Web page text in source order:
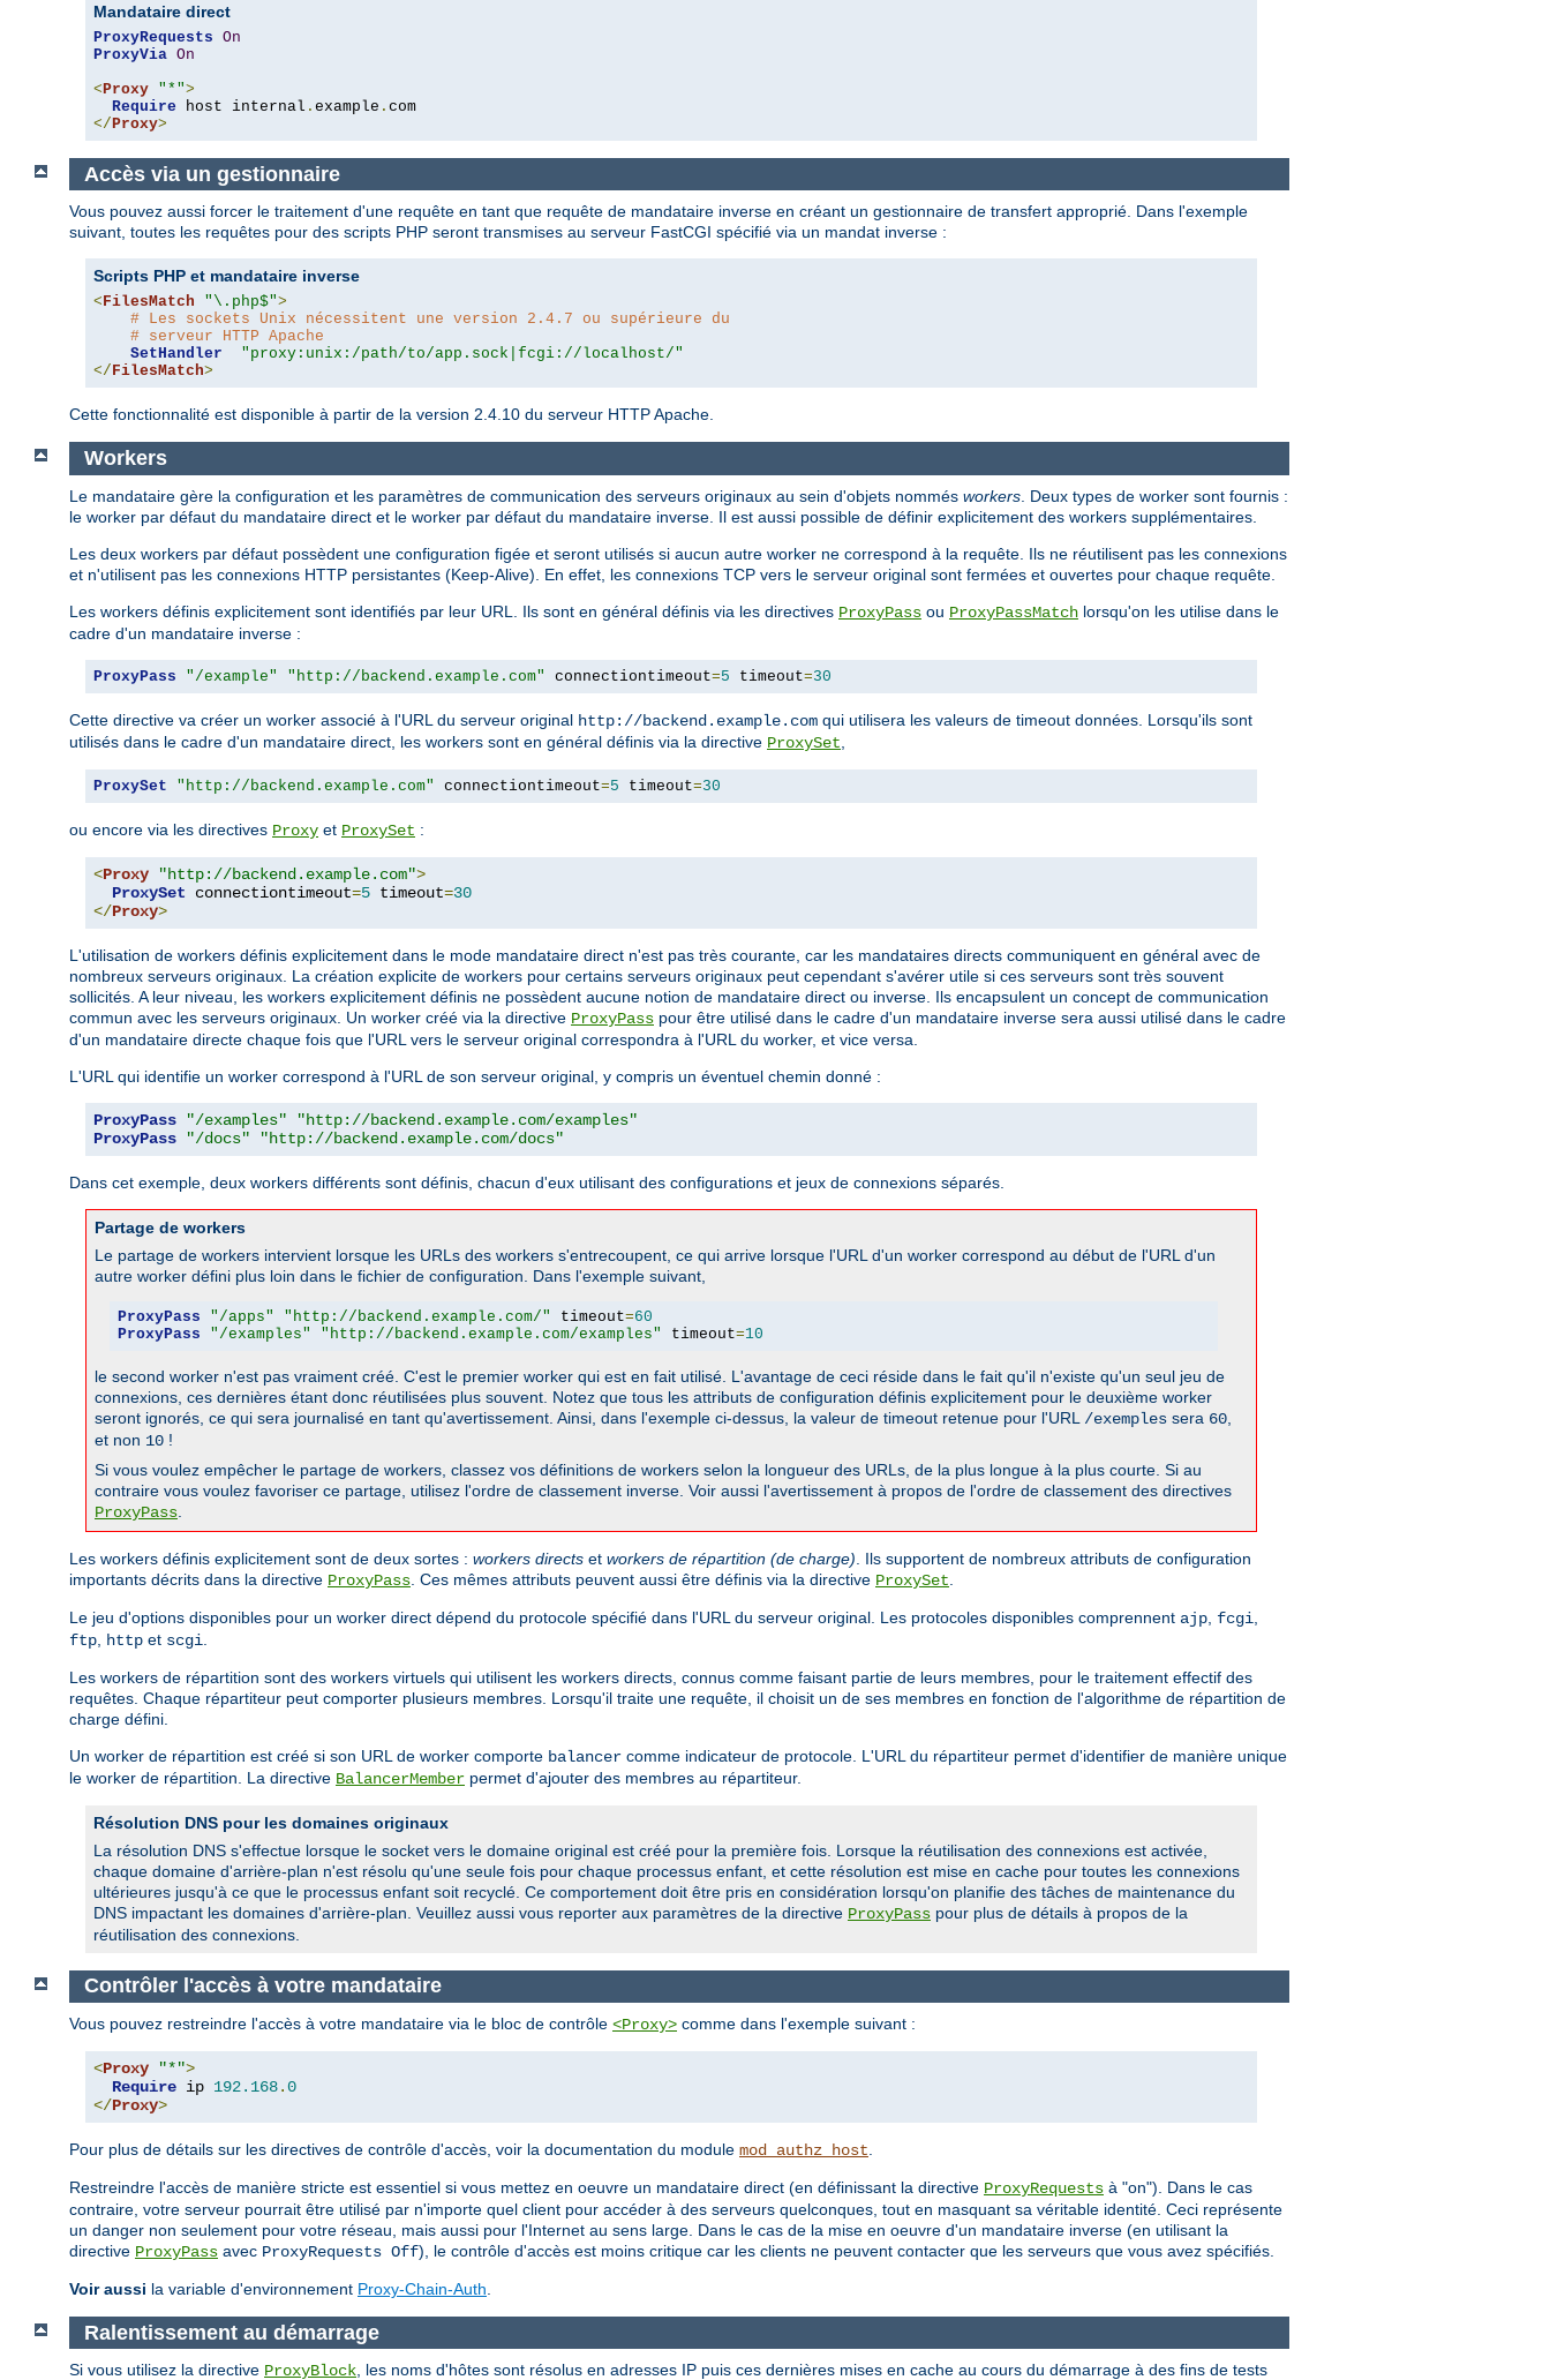
Mandataire direct
ProxyRequests On
ProxyVia On
< Proxy "*">
Require host internal . example .
</ Proxy>
Accès via un gestionnaire
Vous pouvez aussi forcer le traitement d'une requête en tant que requête de mandataire inverse en créant un gestionnaire de transfert approprié. Dans l'exemple
suivant, toutes les requêtes pour des scripts PHP seront transmises au serveur FastCGI spécifié via un mandat inverse :
Scripts PHP et mandataire inverse
<FilesMatch "\.php$">
# Les sockets Unix nécessitent une version 2.4.7 ou supérieure du
# serveur HTTP Apache
SetHandler
"proxy:unix:/path/to/app.sock|fcgi://localhost/"
</FilesMatch>
Cette fonctionnalité est disponible à partir de la version 2.4.10 du serveur HTTP Apache.
Workers
Le mandataire gère la configuration et les paramètres de communication des serveurs originaux au sein d'objets nommés workers . Deux types de worker sont fournis :
le worker par défaut du mandataire direct et le worker par défaut du mandataire inverse. Il est aussi possible de définir explicitement des workers supplémentaires.
Les deux workers par défaut possèdent une configuration figée et seront utilisés si aucun autre worker ne correspond à la requête. Ils ne réutilisent pas les connexions
et n'utilisent pas les connexions HTTP persistantes (Keep-Alive). En effet, les connexions TCP vers le serveur original sont fermées et ouvertes pour chaque requête.
Les workers définis explicitement sont identifiés par leur URL. Ils sont en général définis via les directives ProxyPass ou ProxyPassMatch lorsqu'on les utilise dans le
cadre d'un mandataire inverse :
ProxyPass "/example" "http://backend.example.com" connectiontimeout=5 timeout=30
Cette directive va créer un worker associé à l'URL du serveur original http://backend.example.com qui utilisera les valeurs de timeout données. Lorsqu'ils sont
utilisés dans le cadre d'un mandataire direct, les workers sont en général définis via la directive ProxySet
ProxySet "http://backend.example.com" connectiontimeout=5 timeout=30
ou encore via les directives Proxy et ProxySet :
<Proxy "http://backend.example.com">
ProxySet connectiontimeout=5 timeout=30
</Proxy>
L'utilisation de workers définis explicitement dans le mode mandataire direct n'est pas très courante, car les mandataires directs communiquent en général avec de
nombreux serveurs originaux. La création explicite de workers pour certains serveurs originaux peut cependant s'avérer utile si ces serveurs sont très souvent
sollicités. A leur niveau, les workers explicitement définis ne possèdent aucune notion de mandataire direct ou inverse. Ils encapsulent un concept de communication
commun avec les serveurs originaux. Un worker créé via la directive ProxyPass pour être utilisé dans le cadre d'un mandataire inverse sera aussi utilisé dans le cadre
d'un mandataire directe chaque fois que l'URL vers le serveur original correspondra à l'URL du worker, et vice versa.
L'URL qui identifie un worker correspond à l'URL de son serveur original, y compris un éventuel chemin donné :
ProxyPass "/examples"
"http://backend.example.com/examples"
ProxyPass
"/docs" "http://backend.example.com/docs"
Dans cet exemple, deux workers différents sont définis, chacun d'eux utilisant des configurations et jeux de connexions séparés.
Partage de workers
Le partage de workers intervient lorsque les URLs des workers s'entrecoupent, ce qui arrive lorsque l'URL d'un worker correspond au début de l'URL d'un
autre worker défini plus loin dans le fichier de configuration. Dans l'exemple suivant,
ProxyPass "/apps" "http://backend.example.com/" timeout=60
ProxyPass
"/examples" "http://backend.example.com/examples" timeout=10
le second worker n'est pas vraiment créé. C'est le premier worker qui est en fait utilisé. L'avantage de ceci réside dans le fait qu'il n'existe qu'un seul jeu de
connexions, ces dernières étant donc réutilisées plus souvent. Notez que tous les attributs de configuration définis explicitement pour le deuxième worker
seront ignorés, ce qui sera journalisé en tant qu'avertissement. Ainsi, dans l'exemple ci-dessus, la valeur de timeout retenue pour l'URL /exemples sera 60
et non 10 !
Si vous voulez empêcher le partage de workers, classez vos définitions de workers selon la longueur des URLs, de la plus longue à la plus courte. Si au
contraire vous voulez favoriser ce partage, utilisez l'ordre de classement inverse. Voir aussi l'avertissement à propos de l'ordre de classement des directives
ProxyPass
Les workers définis explicitement sont de deux sortes : workers directs et workers de répartition (de charge) . Ils supportent de nombreux attributs de configuration
importants décrits dans la directive ProxyPass . Ces mêmes attributs peuvent aussi être définis via la directive ProxySet
Le jeu d'options disponibles pour un worker direct dépend du protocole spécifié dans l'URL du serveur original. Les protocoles disponibles comprennent ajp fcgi
ftp
http et scgi
Les workers de répartition sont des workers virtuels qui utilisent les workers directs, connus comme faisant partie de leurs membres, pour le traitement effectif des
requêtes. Chaque répartiteur peut comporter plusieurs membres. Lorsqu'il traite une requête, il choisit un de ses membres en fonction de l'algorithme de répartition de
charge défini.
Un worker de répartition est créé si son URL de worker comporte balancer comme indicateur de protocole. L'URL du répartiteur permet d'identifier de manière unique
le worker de répartition. La directive BalancerMember permet d'ajouter des membres au répartiteur.
Résolution DNS pour les domaines originaux
La résolution DNS s'effectue lorsque le socket vers le domaine original est créé pour la première fois. Lorsque la réutilisation des connexions est activée,
chaque domaine d'arrière-plan n'est résolu qu'une seule fois pour chaque processus enfant, et cette résolution est mise en cache pour toutes les connexions
ultérieures jusqu'à ce que le processus enfant soit recyclé. Ce comportement doit être pris en considération lorsqu'on planifie des tâches de maintenance du
DNS impactant les domaines d'arrière-plan. Veuillez aussi vous reporter aux paramètres de la directive ProxyPass pour plus de détails à propos de la
réutilisation des connexions.
Contrôler l'accès à votre mandataire
Vous pouvez restreindre l'accès à votre mandataire via le bloc de contrôle <Proxy> comme dans l'exemple suivant :
<Proxy "*">
Require ip 192.168.0
</Proxy>
Pour plus de détails sur les directives de contrôle d'accès, voir la documentation du module mod_authz_host
Restreindre l'accès de manière stricte est essentiel si vous mettez en oeuvre un mandataire direct (en définissant la directive ProxyRequests à "on"). Dans le cas
contraire, votre serveur pourrait être utilisé par n'importe quel client pour accéder à des serveurs quelconques, tout en masquant sa véritable identité. Ceci représente
un danger non seulement pour votre réseau, mais aussi pour l'Internet au sens large. Dans le cas de la mise en oeuvre d'un mandataire inverse (en utilisant la
directive ProxyPass avec ProxyRequests Off), le contrôle d'accès est moins critique car les clients ne peuvent contacter que les serveurs que vous avez spécifiés.
Voir aussi la variable d'environnement Proxy-Chain-Auth
Ralentissement au démarrage
Si vous utilisez la directive ProxyBlock, les noms d'hôtes sont résolus en adresses IP puis ces dernières mises en cache au cours du démarrage à des fins de tests